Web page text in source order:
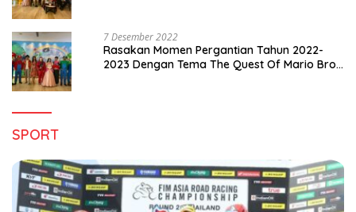
7 Desember 2022
Rasakan Momen Pergantian Tahun 2022-
2023 Dengan Tema The Quest Of Mario Bros
SPORT